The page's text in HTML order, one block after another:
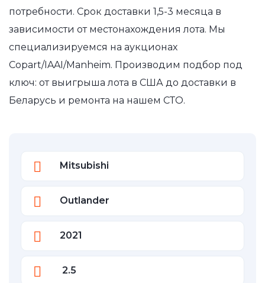
потребности. Срок доставки 1,5-3 месяца в
зависимости от местонахождения лота. Мы
специализируемся на аукционах
Copart/IAAI/Manheim. Производим подбор под
ключ: от выигрыша лота в США до доставки в
Беларусь и ремонта на нашем СТО.
Mitsubishi
Outlander
2021
2.5